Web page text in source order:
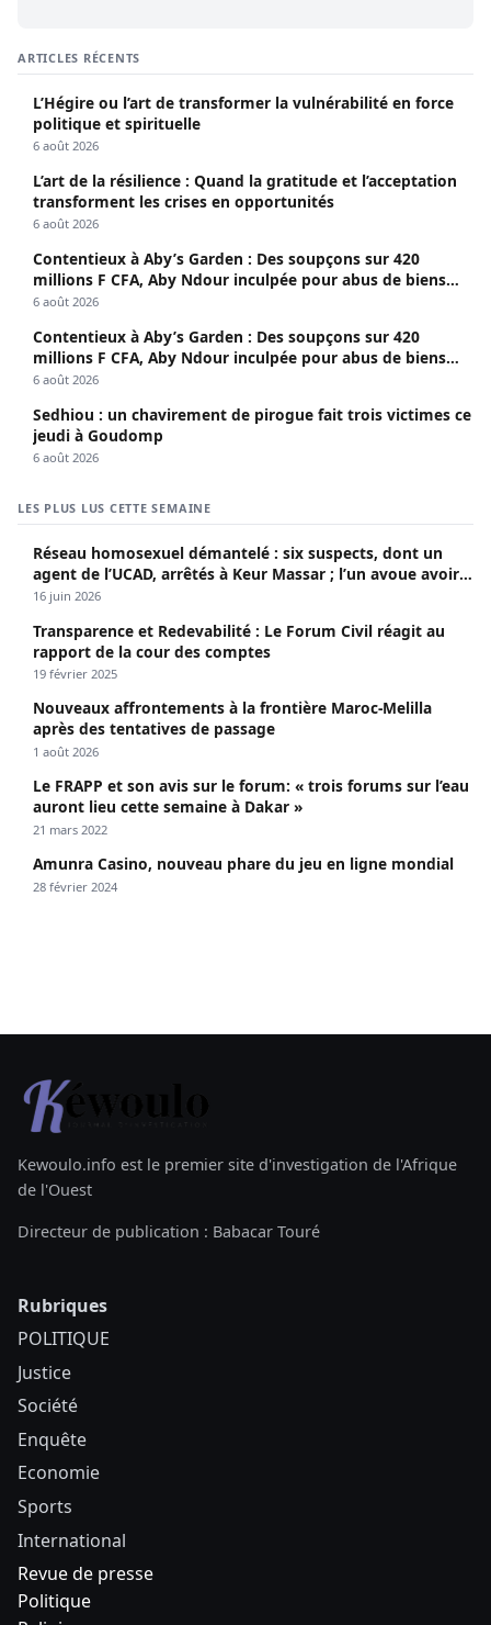
ARTICLES RÉCENTS
L’Hégire ou l’art de transformer la vulnérabilité en force
politique et spirituelle
6 août 2026
L’art de la résilience : Quand la gratitude et l’acceptation
transforment les crises en opportunités
6 août 2026
Contentieux à Aby’s Garden : Des soupçons sur 420
millions F CFA, Aby Ndour inculpée pour abus de biens
sociaux
6 août 2026
Contentieux à Aby’s Garden : Des soupçons sur 420
millions F CFA, Aby Ndour inculpée pour abus de biens
sociaux
6 août 2026
Sedhiou : un chavirement de pirogue fait trois victimes ce
jeudi à Goudomp
6 août 2026
LES PLUS LUS CETTE SEMAINE
Réseau homosexuel démantelé : six suspects, dont un
agent de l’UCAD, arrêtés à Keur Massar ; l’un avoue avoir
propagé le VIH depuis 2018
16 juin 2026
Transparence et Redevabilité : Le Forum Civil réagit au
rapport de la cour des comptes
19 février 2025
Nouveaux affrontements à la frontière Maroc-Melilla
après des tentatives de passage
1 août 2026
Le FRAPP et son avis sur le forum: « trois forums sur l’eau
auront lieu cette semaine à Dakar »
21 mars 2022
Amunra Casino, nouveau phare du jeu en ligne mondial
28 février 2024
Kewoulo.info est le premier site d'investigation de l'Afrique
de l'Ouest
Directeur de publication : Babacar Touré
Rubriques
POLITIQUE
Justice
Société
Enquête
Economie
Sports
International
Revue de presse
Politique